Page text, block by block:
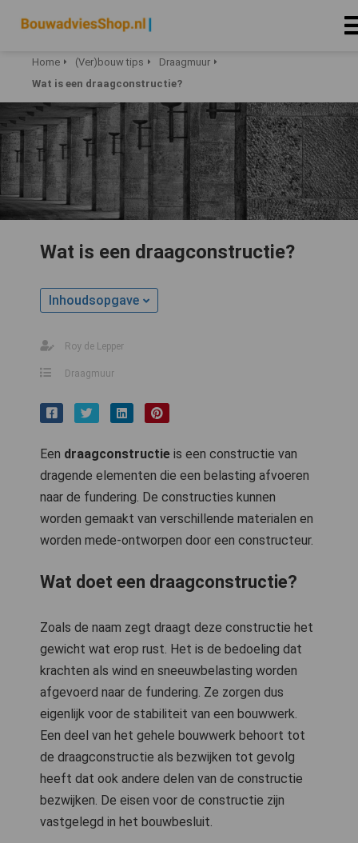
Home (Ver)bouw tips
Draagmuur
Wat is een draagconstructie?
Wat is een draagconstructie?
Inhoudsopgave
Roy de Lepper
Draagmuur
Een draagconstructie is een constructie van
dragende elementen die een belasting afvoeren
naar de fundering. De constructies kunnen
worden gemaakt van verschillende materialen en
worden mede-ontworpen door een constructeur.
Wat doet een draagconstructie?
Zoals de naam zegt draagt deze constructie het
gewicht wat erop rust. Het is de bedoeling dat
krachten als wind en sneeuwbelasting worden
afgevoerd naar de fundering. Ze zorgen dus
eigenlijk voor de stabiliteit van een bouwwerk.
Een deel van het gehele bouwwerk behoort tot
de draagconstructie als bezwijken tot gevolg
heeft dat ook andere delen van de constructie
bezwijken. De eisen voor de constructie zijn
vastgelegd in het bouwbesluit.